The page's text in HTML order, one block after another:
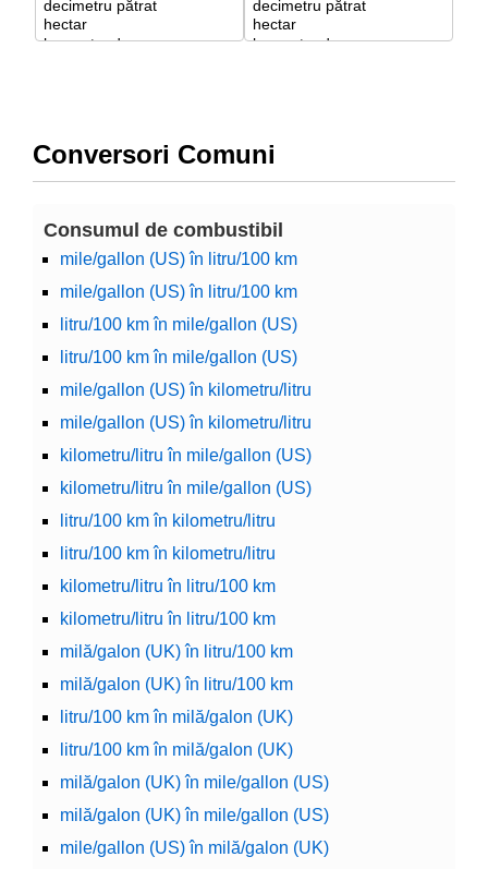
Conversori Comuni
Consumul de combustibil
mile/gallon (US) în litru/100 km
mile/gallon (US) în litru/100 km
litru/100 km în mile/gallon (US)
litru/100 km în mile/gallon (US)
mile/gallon (US) în kilometru/litru
mile/gallon (US) în kilometru/litru
kilometru/litru în mile/gallon (US)
kilometru/litru în mile/gallon (US)
litru/100 km în kilometru/litru
litru/100 km în kilometru/litru
kilometru/litru în litru/100 km
kilometru/litru în litru/100 km
milă/galon (UK) în litru/100 km
milă/galon (UK) în litru/100 km
litru/100 km în milă/galon (UK)
litru/100 km în milă/galon (UK)
milă/galon (UK) în mile/gallon (US)
milă/galon (UK) în mile/gallon (US)
mile/gallon (US) în milă/galon (UK)